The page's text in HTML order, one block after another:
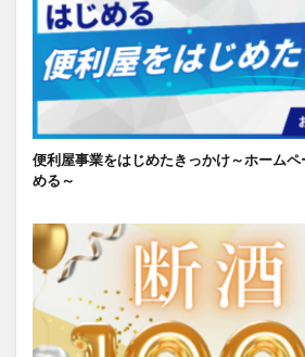
便利屋事業をはじめたきっかけ～ホーム
める～